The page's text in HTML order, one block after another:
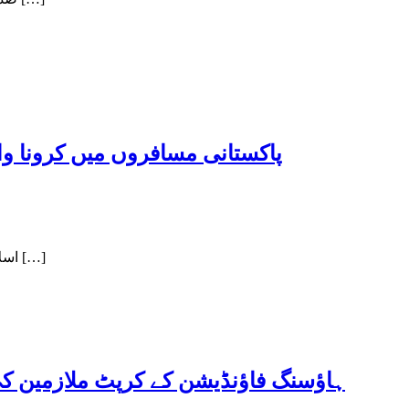
پاکستانی مسافروں میں کرونا
اسلام آباد:متحدہ عرب امارات کی فضائی کمپنی امارات ائر لائنز نے 3 جولائی سے پاکستان سے اپنی خدمات عارضی طور پر روکنے کا اعلان کیا […]
ہاؤسنگ فاؤنڈیشن کے کرپٹ ملازمین